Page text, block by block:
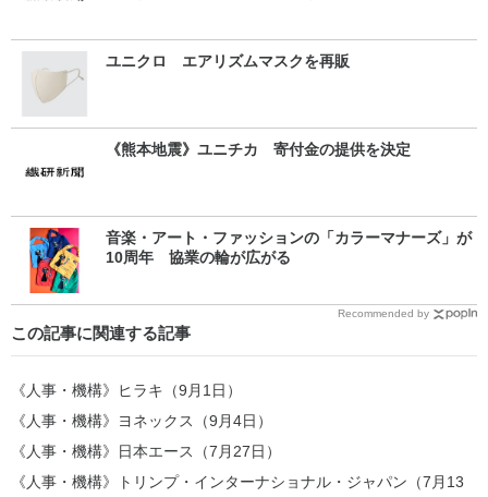
ユニクロ エアリズムマスクを再販
《熊本地震》ユニチカ 寄付金の提供を決定
音楽・アート・ファッションの「カラーマナーズ」が
10周年 協業の輪が広がる
Recommended by
この記事に関連する記事
《人事・機構》ヒラキ（9月1日）
《人事・機構》ヨネックス（9月4日）
《人事・機構》日本エース（7月27日）
《人事・機構》トリンプ・インターナショナル・ジャパン（7月13